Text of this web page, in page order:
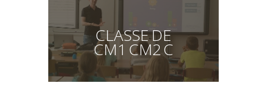
CLASSE DE
CM1 CM2 C